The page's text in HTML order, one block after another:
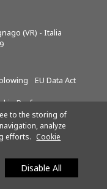
(VR) - Italia
EU Data Act
Preferences
su:
to the storing of
analyze
efforts. Cookie
Disable All